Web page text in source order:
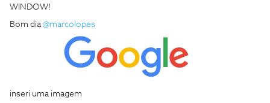
WINDOW!
Bom dia ​@marcolopes
inseri uma imagem